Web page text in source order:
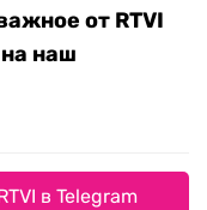
от RTVI
наш
в Telegram